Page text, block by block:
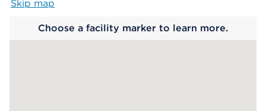
Skip map
Choose a facility marker to learn more.